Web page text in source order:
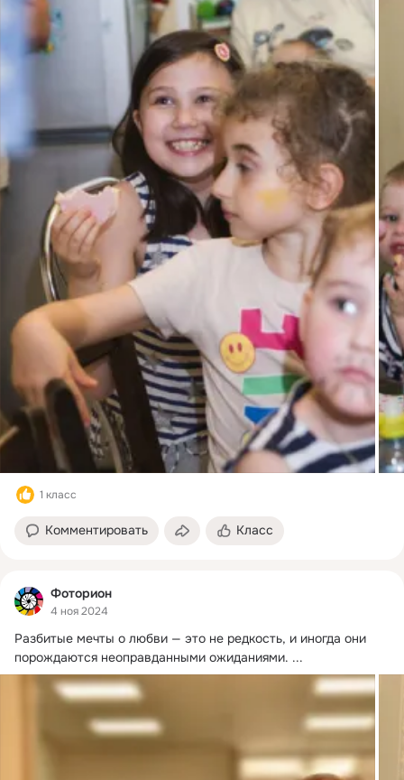
1 класс
Комментировать Класс
Фоторион
4 ноя 2024
Разбитые мечты о любви — это не редкость, и иногда они
порождаются неоправданными ожиданиями. ...